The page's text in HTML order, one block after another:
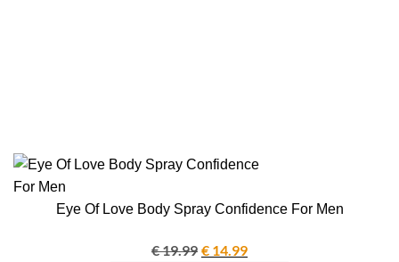
Eye Of Love Body Spray Confidence For Men
€19.99 Oorspronkelijke
€ 14.99Huidige